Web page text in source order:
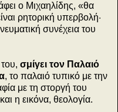
ο Μιχαηλίδης, «θα
ρητορική υπερβολή·
συνέχεια του
σμίγει τον Παλαιό
, το παλαιό τυπικό με την
με τη στοργή του
η εικόνα, θεολογία.